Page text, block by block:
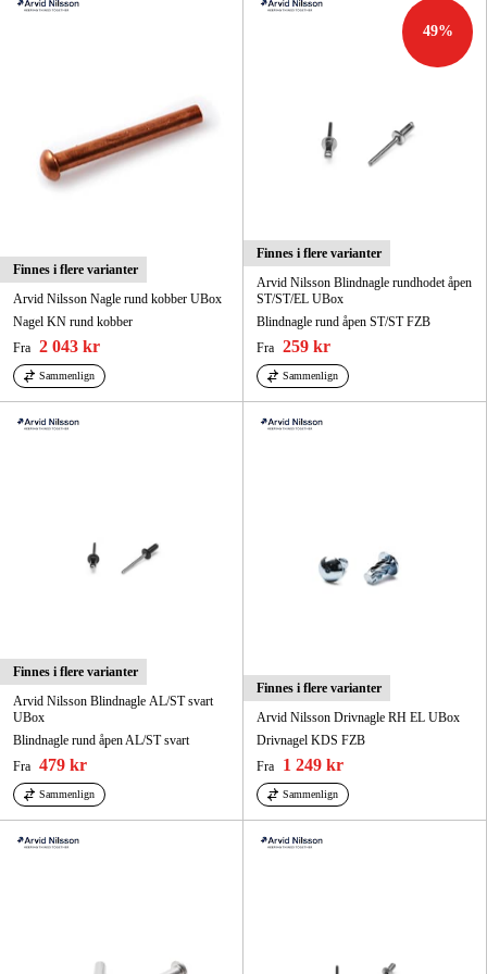
Finnes i flere varianter
Arvid Nilsson Nagle rund kobber UBox
Nagel KN rund kobber
Fra 2 043 kr
Sammenlign
49%
Finnes i flere varianter
Arvid Nilsson Blindnagle rundhodet åpen
ST/ST/EL UBox
Blindnagle rund åpen ST/ST FZB
Fra 259 kr
Sammenlign
Finnes i flere varianter
Arvid Nilsson Blindnagle AL/ST svart
UBox
Blindnagle rund åpen AL/ST svart
Fra 479 kr
Sammenlign
Finnes i flere varianter
Arvid Nilsson Drivnagle RH EL UBox
Drivnagel KDS FZB
Fra
1 249 kr
Sammenlign